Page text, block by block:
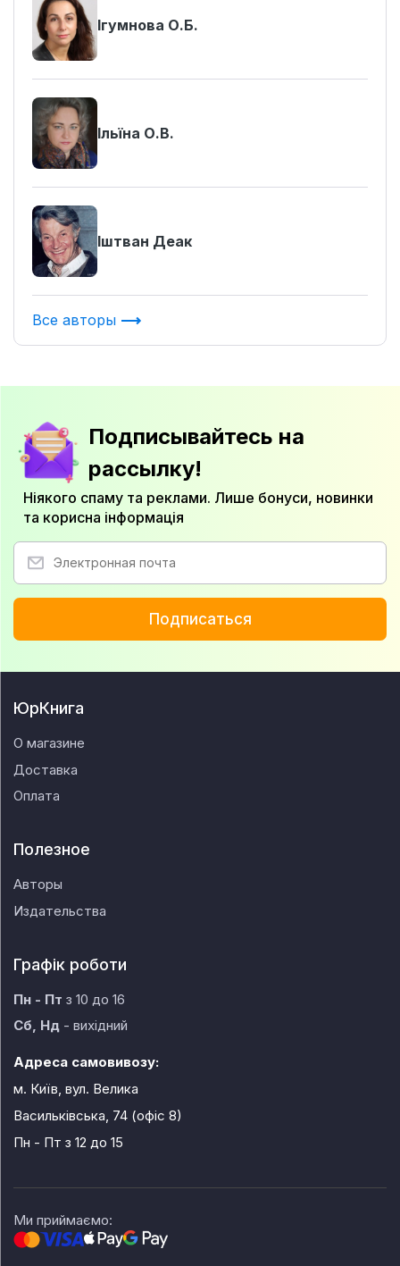
Ігумнова О.Б.
Ільїна О.В.
Іштван Деак
Все авторы
Подписывайтесь на
рассылку!
Ніякого спаму та реклами. Лише бонуси, новинки
та корисна інформація
Подписаться
ЮрКнига
О магазине
Доставка
Оплата
Полезное
Авторы
Издательства
Графік роботи
Пн - Пт з 10 до 16
Сб, Нд - вихідний
Адреса самовивозу:
м. Київ, вул. Велика
Васильківська, 74 (офіс 8)
Пн - Пт з 12 до 15
Ми приймаємо: